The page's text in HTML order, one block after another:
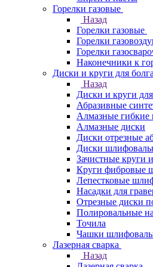
Горелки газовые
Назад
Горелки газовые
Горелки
Горелки
Наконечники к
Диски и круги для
Назад
Диски и круги
Абразивные
Алмазные
Алмазные диски
Диски отрезные
Диски
Зачистные круги
Круги фибровые
Лепестковые
Насадки для
Отрезные диски
Полировальные
Точила
Чашки
Лазерная сварка
Назад